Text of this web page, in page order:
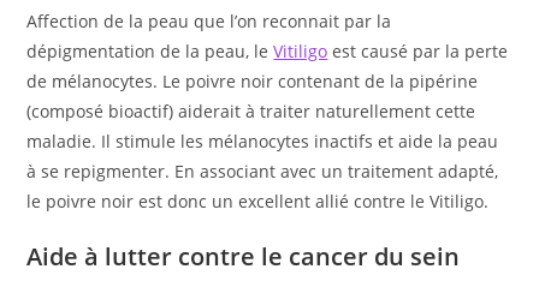
Affection de la peau que l’on reconnait par la
dépigmentation de la peau, leVitiligo est causé par la perte
de mélanocytes. Le poivre noir contenant de la pipérine
(composé bioactif) aiderait à traiter naturellement cette
maladie. Il stimule les mélanocytes inactifs et aide la peau
à se repigmenter. En associant avec un traitement adapté,
le poivre noir est donc un excellent allié contre le Vitiligo.
Aide à lutter contre le cancer du sein